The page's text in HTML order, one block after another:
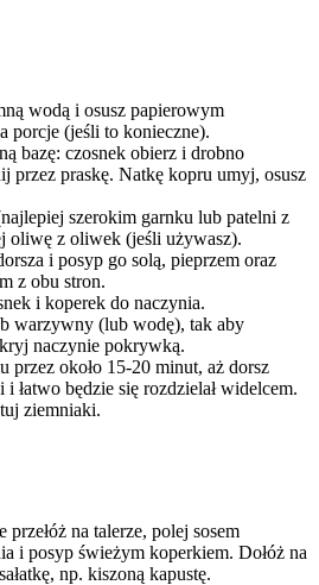
wodą i osusz papierowym
porcje (jeśli to konieczne).
bazę: czosnek obierz i drobno
przez praskę. Natkę kopru umyj, osusz
szerokim garnku lub patelni z
oliwę z oliwek (jeśli używasz).
i posyp go solą, pieprzem oraz
z obu stron.
i koperek do naczynia.
warzywny (lub wodę), tak aby
naczynie pokrywką.
przez około 15-20 minut, aż dorsz
łatwo będzie się rozdzielał widelcem.
ziemniaki.
na talerze, polej sosem
i posyp świeżym koperkiem. Dołóż na
np. kiszoną kapustę.